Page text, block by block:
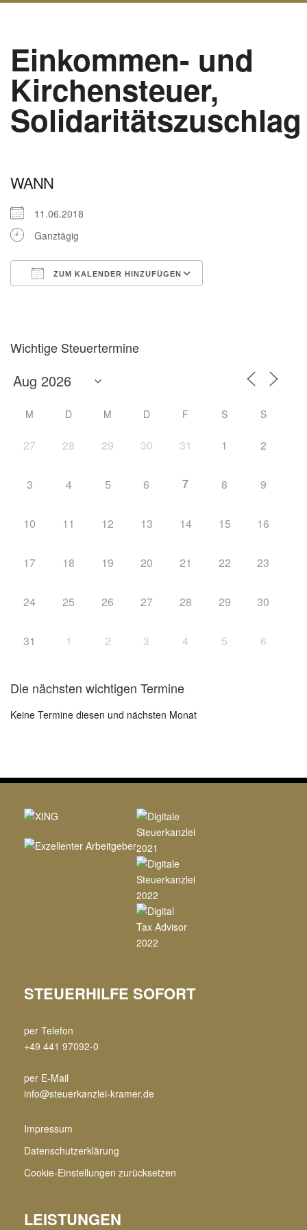
Einkommen- und
Kirchensteuer,
Solidaritätszuschlag
WANN
11.06.2018
Ganztägig
ZUM KALENDER HINZUFÜGEN
Wichtige Steuertermine
M D M D F S S
27 28 29 30 31 1 2
3 4 5 6 7 8 9
10 11 12 13 14 15 16
17 18 19 20 21 22 23
24 25 26 27 28 29 30
31 1 2 3 4 5 6
Die nächsten wichtigen Termine
Keine Termine diesen und nächsten Monat
STEUERHILFE SOFORT
per Telefon
+49 441 97092-0
per E-Mail
info@steuerkanzlei-kramer.de
Impressum
Datenschutzerklärung
Cookie-Einstellungen zurücksetzen
LEISTUNGEN